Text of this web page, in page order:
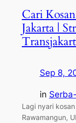
Cari
Jakarta |
Sep 8,
in
Lagi nyari
Rawamangun,